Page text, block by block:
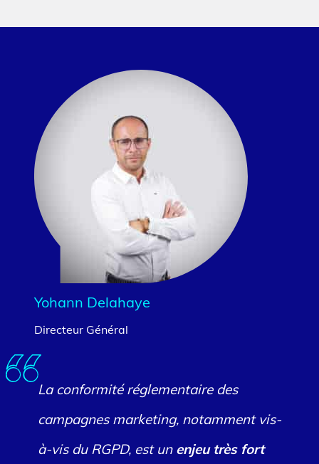
Yohann Delahaye
Directeur Général
La conformité réglementaire des
campagnes marketing, notamment vis-
à-vis du RGPD, est un enjeu très fort